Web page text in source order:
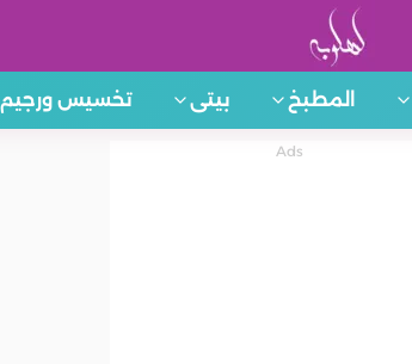
المطبخ بيتى تخسيس ورجيم